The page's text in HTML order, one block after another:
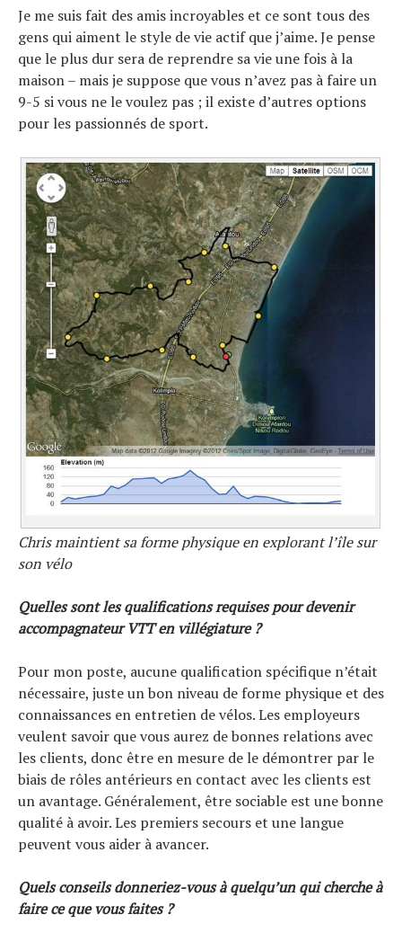
Je me suis fait des amis incroyables et ce sont tous des
gens qui aiment le style de vie actif que j’aime. Je pense
que le plus dur sera de reprendre sa vie une fois à la
maison – mais je suppose que vous n’avez pas à faire un
9-5 si vous ne le voulez pas ; il existe d’autres options
pour les passionnés de sport.
Chris maintient sa forme physique en explorant l’île sur
son vélo
Quelles sont les qualifications requises pour devenir
accompagnateur VTT en villégiature ?
Pour mon poste, aucune qualification spécifique n’était
nécessaire, juste un bon niveau de forme physique et des
connaissances en entretien de vélos. Les employeurs
veulent savoir que vous aurez de bonnes relations avec
les clients, donc être en mesure de le démontrer par le
biais de rôles antérieurs en contact avec les clients est
un avantage. Généralement, être sociable est une bonne
qualité à avoir. Les premiers secours et une langue
peuvent vous aider à avancer.
Quels conseils donneriez-vous à quelqu’un qui cherche à
faire ce que vous faites ?